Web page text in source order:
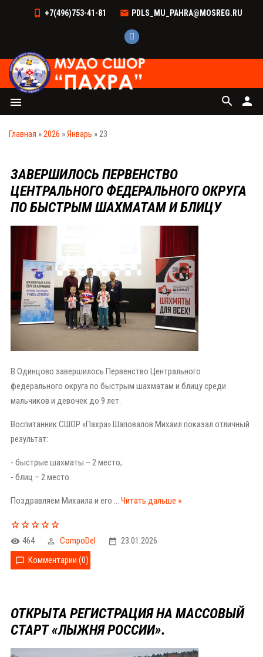
+7(496)753-41-81 PDLS_MU_PAHRA@MOSREG.RU
menu person
search
Главная »2026 »Январь »23
ЗАВЕРШИЛОСЬ ПЕРВЕНСТВО
ЦЕНТРАЛЬНОГО ФЕДЕРАЛЬНОГО ОКРУГА
ПО БЫСТРЫМ ШАХМАТАМ И БЛИЦУ
В Одинцово завершилось Первенство Центрального
федерального округа по быстрым шахматам и блицу среди
мальчиков и девочек до 9 лет.
Воспитанник СШОР «Пахра» Шаповалов Михаил показал отличный
результат:
- быстрые шахматы – 2 место;
- блиц – 2 место.
Поздравляем Михаила и его ... Читать дальше »
464 CompoDel
23.01.2026
Комментарии (0)
ОТКРЫТА РЕГИСТРАЦИЯ НА МАССОВЫЙ
СТАРТ «ЛЫЖНЯ РОССИИ».